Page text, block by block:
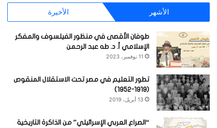
الأشهر الأخيرة
طوفان الأقصى في منظور الفيلسوف والمفكر
الإسلامي أ. د. طه عبد الرحمن
11 نوفمبر، 2023
تطور التعليم في مصر تحت الاستقلال المنقوص
(1919-1952)
13 أبريل، 2019
“الصراع العربي الإسرائيلي” من الذاكرة التاريخية